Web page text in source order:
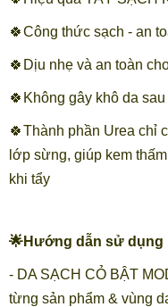
🍀Công thức sạch - an
🍀Dịu nhẹ và an toàn
🍀Không gây khô da
🍀Thành phần Urea chỉ
lớp sừng, giúp kem
khi tẩy
🌟Hướng dẫn sử dụng
- DA SẠCH CỎ BẬT
từng sản phẩm & vùng